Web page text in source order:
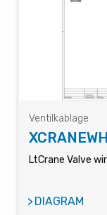
Ventilkablage
LtCrane Valve
DIAGRAM